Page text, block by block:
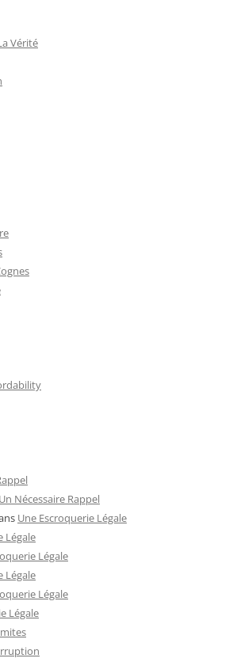
Vérité
Un Nécessaire Rappel
Une Escroquerie Légale
Légale
Légale
Légale
Légale
Légale